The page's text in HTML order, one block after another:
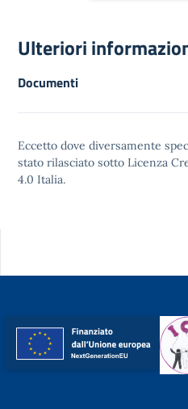
Ulteriori
Documenti
Eccetto dove diversamente
stato rilasciato sotto Licenza
4.0 Italia.